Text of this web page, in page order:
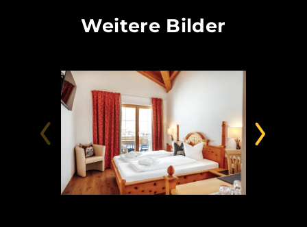
Weitere Bilder